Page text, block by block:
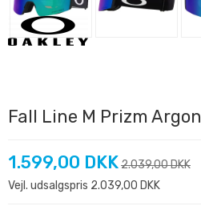
Fall Line M Prizm Argon
1.599,00 DKK2.039,00 DKK
Vejl. udsalgspris 2.039,00 DKK